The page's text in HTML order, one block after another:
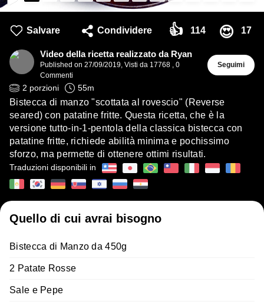
Salvare Condividere 👍 114 😍 17
Video della ricetta realizzato da Ryan
Published on 27/09/2019, Visti da 17768 , 0
Commenti
Seguimi
2 porzioni 55m
Bistecca di manzo "scottata al rovescio" (Reverse
seared) con patatine fritte. Questa ricetta, che è la
versione tutto-in-1-pentola della classica bistecca con
patatine fritte, richiede abilità minima e pochissimo
sforzo, ma permette di ottenere ottimi risultati.
Traduzioni disponibili in
Quello di cui avrai bisogno
Bistecca di Manzo da 450g
2 Patate Rosse
Sale e Pepe